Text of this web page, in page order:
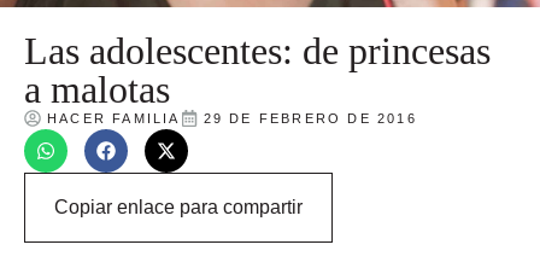
Las adolescentes: de princesas
a malotas
HACER FAMILIA 29 DE FEBRERO DE 2016
Copiar enlace para compartir